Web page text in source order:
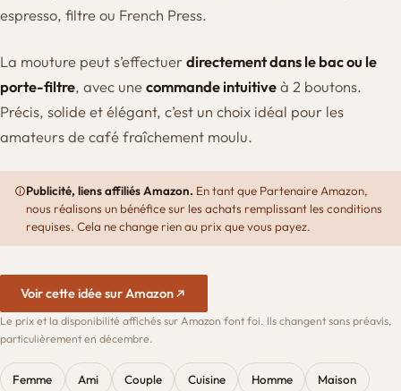
espresso, filtre ou French Press.
La mouture peut s’effectuerdirectement dans le bac ou le
porte-filtre, avec unecommande intuitiveà 2 boutons.
Précis, solide et élégant, c’est un choix idéal pour les
amateurs de café fraîchement moulu.
Publicité, liens affiliés Amazon. En tant que Partenaire Amazon,
nous réalisons un bénéfice sur les achats remplissant les conditions
requises. Cela ne change rien au prix que vous payez.
Voir cette idée sur Amazon
Le prix et la disponibilité affichés sur Amazon font foi. Ils changent sans préavis,
particulièrement en décembre.
Femme Ami Couple Cuisine Homme Maison